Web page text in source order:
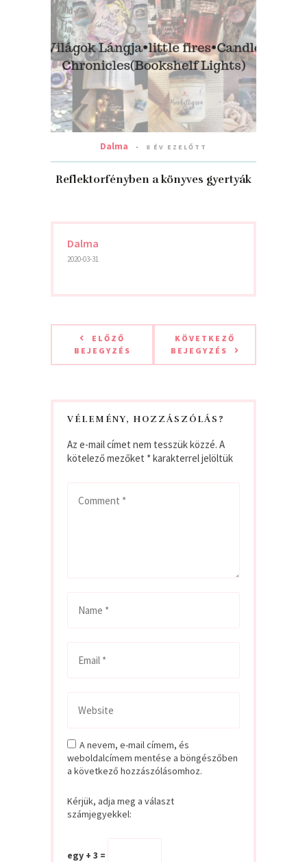
Dalma 8 ÉV EZELŐTT
Reflektorfényben a könyves gyertyák
Dalma
2020-03-31
ELŐZŐ
BEJEGYZÉS
KÖVETKEZŐ
BEJEGYZÉS
VÉLEMÉNY, HOZZÁSZÓLÁS?
Az e-mail címet nem tesszük közzé. A
kötelező mezőket *karakterrel jelöltük
A nevem, e-mail címem, és
weboldalcímem mentése a böngészőben
a következő hozzászólásomhoz.
Kérjük, adja meg a választ
számjegyekkel:
egy + 3 =